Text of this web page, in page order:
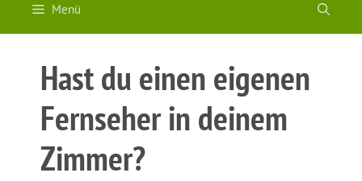
Menü
Hast du einen eigenen
Fernseher in deinem
Zimmer?